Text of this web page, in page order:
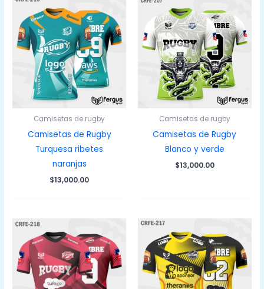
Camisetas de rugby
Camisetas de Rugby
Turquesa ribetes
naranjas
$13,000.00
Camisetas de rugby
Camisetas de Rugby
Blanco y verde
$13,000.00